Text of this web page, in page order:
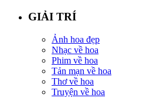
GIẢI TRÍ
Ảnh hoa đẹp
Nhạc về hoa
Phim về hoa
Tản mạn về hoa
Thơ về hoa
Truyện về hoa